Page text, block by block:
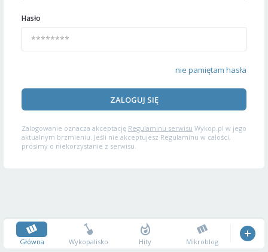
Hasło
nie pamiętam hasła
ZALOGUJ SIĘ
Zalogowanie oznacza akceptację Regulaminu serwisu Wykop.pl w jego
aktualnym brzmieniu. Jeśli nie akceptujesz Regulaminu w całości,
prosimy o niekorzystanie z serwisu.
Główna Wykopalisko Hity Mikroblog